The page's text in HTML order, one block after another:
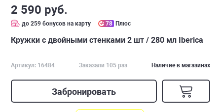
2 590 руб.
до 259 бонусов на карту 78 Плюс
Кружки с двойными стенками 2 шт / 280 мл Iberica
Артикул: 16484 Заказали 105 раз Наличие в магазинах
Забронировать